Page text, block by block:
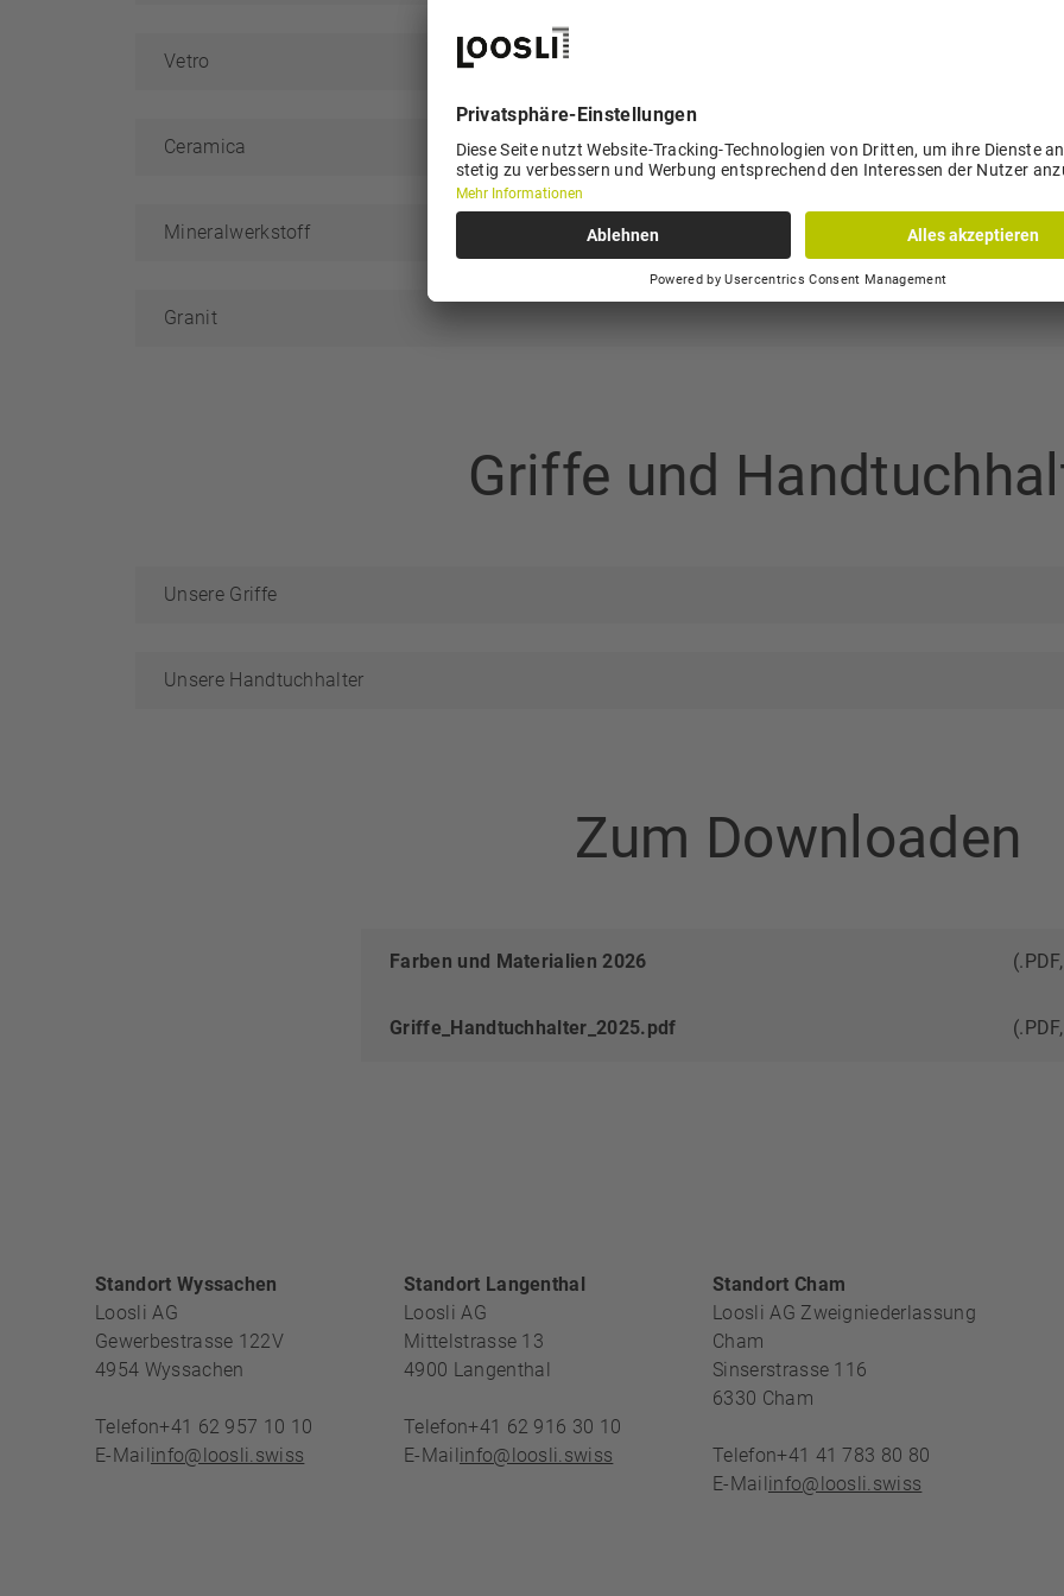
Vetro
Ceramica
Mineralwerkstoff
Granit
Griffe und
Unsere Griffe
Unsere Handtuchhalter
Zum Downloaden
Farben und Materialien 2026
Griffe_Handtuchhalter_2025.pdf
FOOTERBEREICH
Standort Wyssachen
Loosli AG
Gewerbestrasse 122V
4954 Wyssachen
Telefon+41 62 957 10 10
E-Mailinfo@loosli.swiss
Standort Langenthal
Loosli AG
Mittelstrasse 13
4900 Langenthal
Telefon+41 62 916 30 10
E-Mailinfo@loosli.swiss
Standort Cham
Loosli AG Zweigniederlassung
Cham
Sinserstrasse 116
6330 Cham
Telefon+41 41 783 80 80
E-Mailinfo@loosli.swiss